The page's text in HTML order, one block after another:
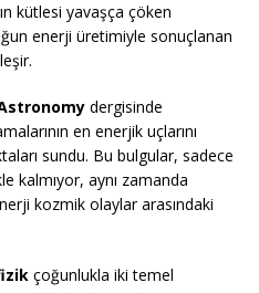
kütlesi yavaşça çöken
enerji üretimiyle sonuçlanan
dergisinde
en enerjik uçlarını
sundu. Bu bulgular, sadece
kalmıyor, aynı zamanda
kozmik olaylar arasındaki
çoğunlukla iki temel